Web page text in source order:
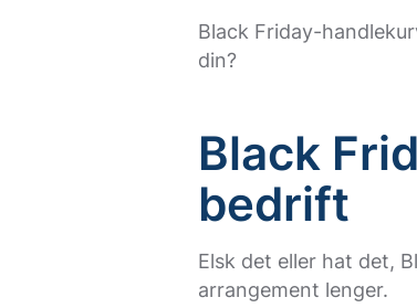
Black Friday-
din?
Black
bedrift
Elsk det eller hat det,
arrangement lenger.